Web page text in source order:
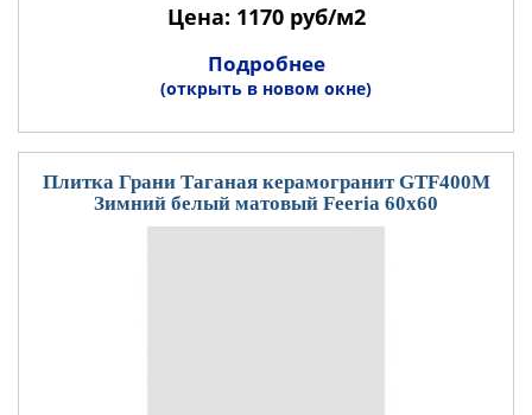
Цена: 1170 руб/м2
Подробнее
(открыть в новом окне)
Плитка Грани Таганая керамогранит GTF400М
Зимний белый матовый Feeria 60x60